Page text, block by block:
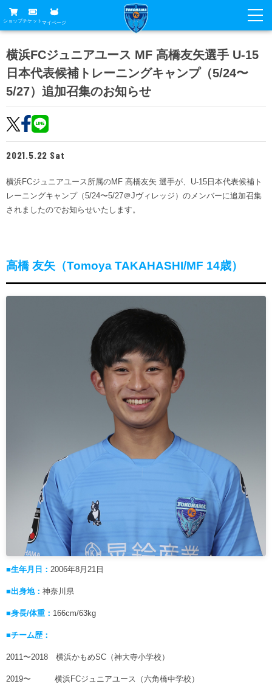
ショップチケット マイページ
グッズ
ホームタウン
トップチーム
試合
試合
試合日程
順位表
チケット
チケットガイド
席種・価格表
チケット購入方法
販売スケジュール
Buy Ticket Here
スケジュール
練習見学について
横浜FC観戦ガイド
クラブ
横浜FCスポーツクラブ
ニッパツ横浜FCシーガルズ
横浜FC公式オンラインショップ
クラブメンバー
スペシャルコンテンツ
アカデミー
アカデミースタッフ
パートナー
あしながドリーム基金
横浜FCジュニアユース MF 高橋友矢選手 U-15
日本代表候補トレーニングキャンプ（5/24〜
5/27）追加召集のお知らせ
2021.5.22 Sat
横浜FCジュニアユース所属のMF 高橋友矢 選手が、U-15日本代表候補ト
レーニングキャンプ（5/24〜5/27＠Jヴィレッジ）のメンバーに追加召集
されましたのでお知らせいたします。
高橋 友矢（Tomoya TAKAHASHI/MF 14歳）
■生年月日： 2006年8月21日
■出身地： 神奈川県
■身長/体重： 166cm/63kg
■チーム歴：
2011〜2018 横浜かもめSC（神大寺小学校）
2019〜 横浜FCジュニアユース（六角橋中学校）